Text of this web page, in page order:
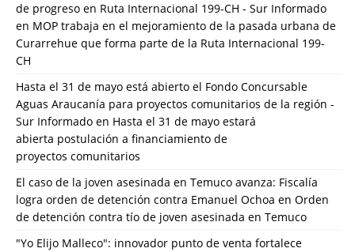
de progreso en Ruta Internacional 199-CH - Sur Informado
en MOP trabaja en el mejoramiento de la pasada urbana de
Curarrehue que forma parte de la Ruta Internacional 199-
CH
Hasta el 31 de mayo está abierto el Fondo Concursable
Aguas Araucanía para proyectos comunitarios de la región -
Sur Informado en Hasta el 31 de mayo estará
abierta postulación a financiamiento de
proyectos comunitarios
El caso de la joven asesinada en Temuco avanza: Fiscalía
logra orden de detención contra Emanuel Ochoa en Orden
de detención contra tío de joven asesinada en Temuco
"Yo Elijo Malleco": innovador punto de venta fortalece